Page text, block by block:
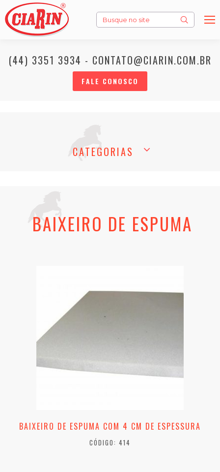
Search:
(44) 3351 3934 - CONTATO@CIARIN.COM.BR
FALE CONOSCO
CATEGORIAS
BAIXEIRO DE ESPUMA
BAIXEIRO DE ESPUMA COM 4 CM DE ESPESSURA
CÓDIGO: 414